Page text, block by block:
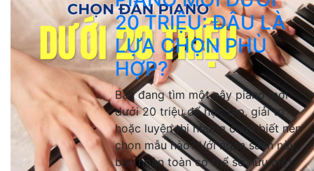
20 TRIỆU: ĐÂU LÀ
LỰA CHỌN PHÙ
HỢP?
Bạn đang tìm một cây piano mới
dưới 20 triệu để học tập, giải trí
hoặc luyện thi nhưng chưa biết nên
chọn mẫu nào? Với ngân sách này,
bạn hoàn toàn có thể sở hữu một